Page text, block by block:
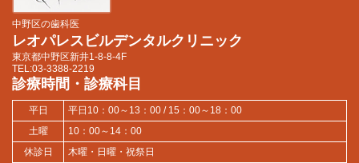
中野区の歯科医
レオパレスビルデンタルクリニック
東京都中野区新井1-8-8-4F
TEL:03-3388-2219
診療時間・診療科目
平日
平日10：00～13：00 / 15：00～18：00
土曜
10：00～14：00
休診日
木曜・日曜・祝祭日